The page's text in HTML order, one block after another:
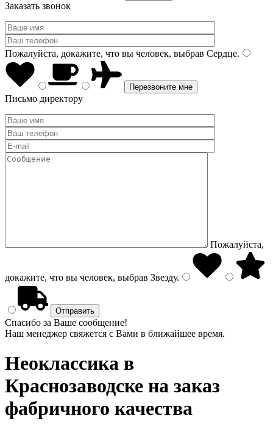
Заказать звонок
Пожалуйста, докажите, что вы человек, выбрав Сердце.
Письмо директору
Пожалуйста,
докажите, что вы человек, выбрав Звезду.
Спасибо за Ваше сообщение!
Наш менеджер свяжется с Вами в ближайшее время.
Неоклассика в
Краснозаводске на заказ
фабричного качества